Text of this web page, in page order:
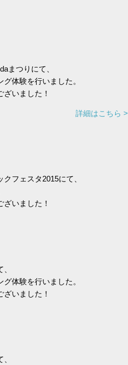
まつりにて、
体験を行いました。
いました！
詳細はこちら >
フェスタ2015にて、
いました！
体験を行いました。
いました！